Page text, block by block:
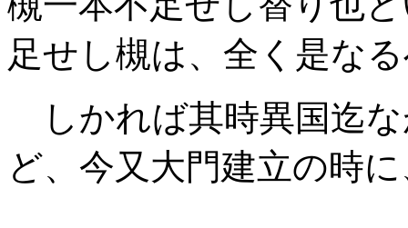
足せし槻は、全く是な
しかれば其時異国迄
ど、今又大門建立の時